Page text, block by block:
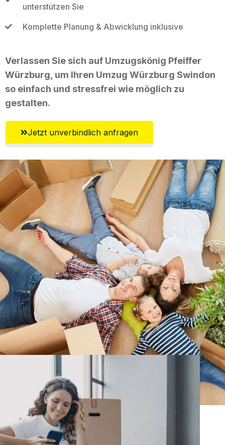
unterstützen Sie
Komplette Planung & Abwicklung inklusive
Verlassen Sie sich auf Umzugskönig Pfeiffer
Würzburg, um Ihren Umzug Würzburg Swindon
so einfach und stressfrei wie möglich zu
gestalten.
Jetzt unverbindlich anfragen